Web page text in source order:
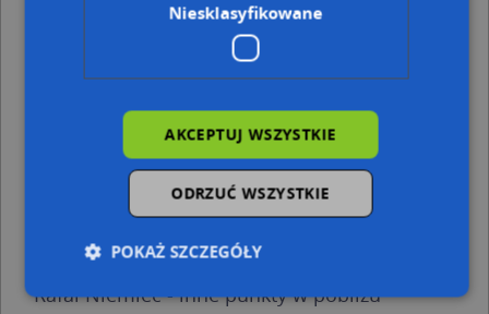
Chełm, Szymanowskiego Karola 7, Ulica (22-100)
Chełm, Wieniawskiego Henryka 7, Ulica (22-100) (→ 134
Chełm, Wieniawskiego Henryka 13, Ulica (22-100)
Chełm, Wieniawskiego Henryka 15, Ulica (22-100)
Chełm, Karłowicza Mieczysława 4a, Ulica (22-100)
Rafał Niemiec - inne punkty w pobliżu
Niesklasyfikowane
AKCEPTUJ WSZYSTKIE
ODRZUĆ WSZYSTKIE
POKAŻ SZCZEGÓŁY